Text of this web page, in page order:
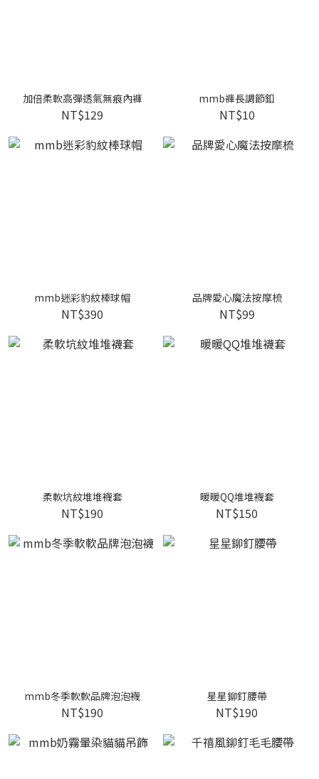
加倍柔軟高彈透氣無痕內褲
NT$129
mmb褲長調節釦
NT$10
mmb迷彩豹紋棒球帽
NT$390
品牌愛心魔法按摩梳
NT$99
柔軟坑紋堆堆襪套
NT$190
暖暖QQ堆堆襪套
NT$150
mmb冬季軟軟品牌泡泡襪
NT$190
星星鉚釘腰帶
NT$190